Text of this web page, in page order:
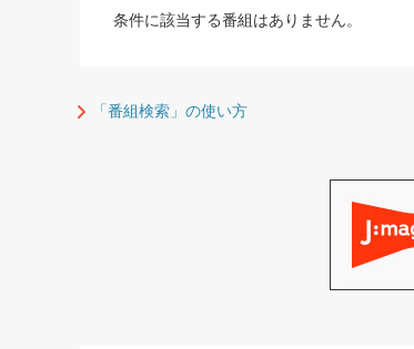
条件に該当する番組はありません。
「番組検索」の使い方